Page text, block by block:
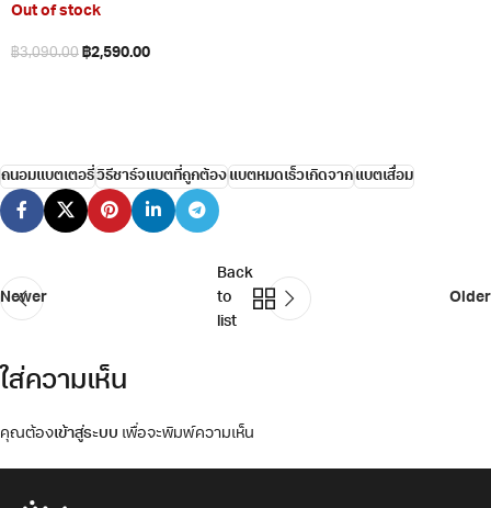
Out of stock
฿3,090.00 ฿2,590.00
ถนอมแบตเตอรี่วิธีชาร์จแบตที่ถูกต้องแบตหมดเร็วเกิดจากแบตเสื่อม
Newer
Back
to
list
Older
ใส่ความเห็น
คุณต้องเข้าสู่ระบบ เพื่อจะพิมพ์ความเห็น